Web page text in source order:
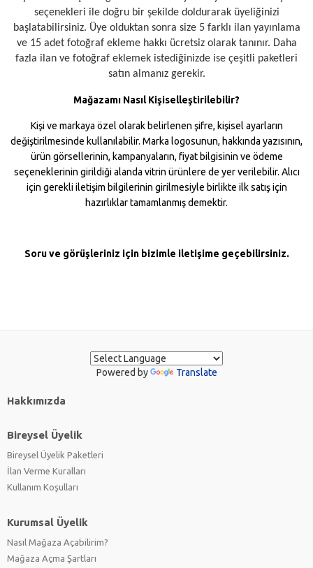
seçenekleri ile doğru bir şekilde doldurarak üyeliğinizi
başlatabilirsiniz. Üye olduktan sonra size 5 farklı ilan yayınlama
ve 15 adet fotoğraf ekleme hakkı ücretsiz olarak tanınır. Daha
fazla ilan ve fotoğraf eklemek istediğinizde ise çeşitli paketleri
satın almanız gerekir.
Mağazamı Nasıl Kişiselleştirilebilir?
Kişi ve markaya özel olarak belirlenen şifre, kişisel ayarların
değiştirilmesinde kullanılabilir. Marka logosunun, hakkında yazısının,
ürün görsellerinin, kampanyaların, fiyat bilgisinin ve ödeme
seçeneklerinin girildiği alanda vitrin ürünlere de yer verilebilir. Alıcı
için gerekli iletişim bilgilerinin girilmesiyle birlikte ilk satış için
hazırlıklar tamamlanmış demektir.
Soru ve görüşleriniz için bizimle iletişime geçebilirsiniz.
Powered by Translate
Hakkımızda
Bireysel Üyelik
Bireysel Üyelik Paketleri
İlan Verme Kuralları
Kullanım Koşulları
Kurumsal Üyelik
Nasıl Mağaza Açabilirim?
Mağaza Açma Şartları